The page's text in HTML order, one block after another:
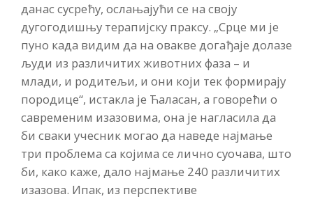
данас сусрећу, ослањајући се на своју
дугогодишњу терапијску праксу. „Срце ми је
пуно када видим да на овакве догађаје долазе
људи из различитих животних фаза – и
млади, и родитељи, и они који тек формирају
породице“, истакла је Ћаласан, а говорећи о
савременим изазовима, она је нагласила да
би сваки учесник могао да наведе најмање
три проблема са којима се лично суочава, што
би, како каже, дало најмање 240 различитих
изазова. Ипак, из перспективе